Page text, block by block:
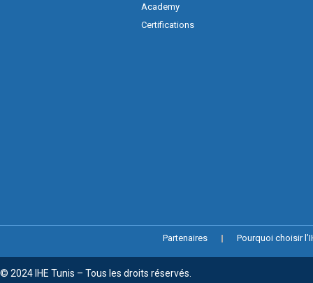
Academy
Certifications
Partenaires Pourquoi choisir
© 2024 IHE Tunis – Tous les droits réservés.